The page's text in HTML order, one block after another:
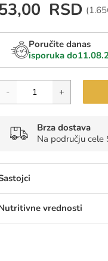
RSD (Cena
Poručite danas
isporuka do
- +
Brza dostava
Na području cele
vrednosti